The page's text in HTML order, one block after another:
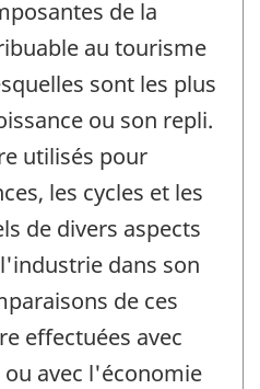
de la
au tourisme
sont les plus
ou son repli.
utilisés pour
les cycles et les
de divers aspects
dans son
de ces
effectuées avec
avec l'économie